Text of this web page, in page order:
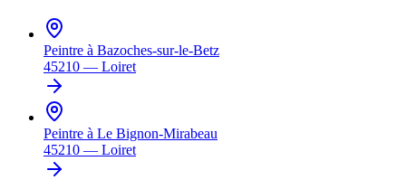
Peintre à Bazoches-sur-le-Betz
45210 — Loiret
Peintre à Le Bignon-Mirabeau
45210 — Loiret